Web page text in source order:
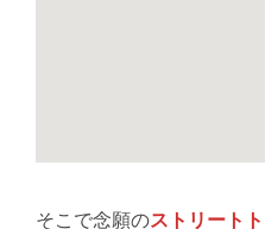
そこで念願のストリート